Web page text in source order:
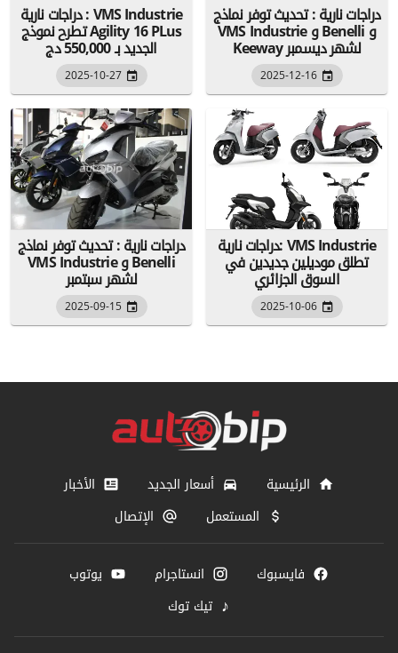
دراجات نارية : تحديث توفر نماذج
VMS Industrie و Benelli و
Keeway لشهر ديسمبر
2025-12-16
دراجات نارية : VMS Industrie
تطرح نموذج Agility 16 PLus
الجديد بـ 550,000 دج
2025-10-27
دراجات نارية: VMS Industrie
تطلق موديلين جديدين في
السوق الجزائري
2025-10-06
دراجات نارية : تحديث توفر نماذج
VMS Industrie و Benelli
لشهر سبتمبر
2025-09-15
الرئيسية أسعار الجديد
الأخبار
المستعمل
الإتصال
فايسبوك انستاجرام يوتوب
♪ تيك توك